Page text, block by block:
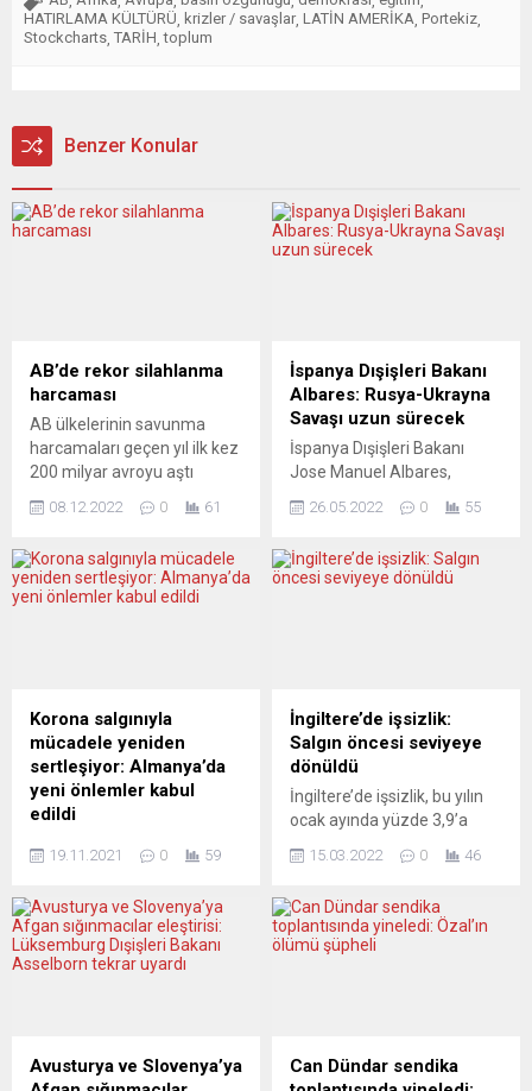
HATIRLAMA KÜLTÜRÜ krizler / savaşlar LATİN AMERİKA Portekiz
Stockcharts TARİH ,toplum
Benzer Konular
AB’de rekor silahlanma
harcaması
AB ülkelerinin savunma
harcamaları geçen yıl ilk kez
200 milyar avroyu aştı
ülkeler, 2021’de ilk kez 200
savunma harcaması yaptı.
Danimarka dışında 26 AB
harcamaları geçen yıl ilk
defa 200...
08.12.2022 0 61
İspanya Dışişleri Bakanı
Albares: Rusya-Ukrayna
Savaşı uzun sürecek
İspanya Dışişleri Bakanı
Jose Manuel Albares,
uzun sürmesini
Albares, basına yaptığı
açıklamada, “Ukrayna’nın
Rus askerlerinin ülkelerine
geri dönmesi maalesef çok
uzak gözüküyor” dedi.
yapıp yapmayacağının
Rusya ile müzakere
edilemeyeceğini...
26.05.2022 0 55
Korona salgınıyla
mücadele yeniden
sertleşiyor: Almanya’da
yeni önlemler kabul
edildi
Meclis’te (Bundestag) yeni
salgınıyla mücadelede yerel
yönetimlerin karar
almasında temel
Sosyal Demokrat Parti
(SPD), Yeşiller ve Hür
19.11.2021 0 59
İngiltere’de işsizlik:
Salgın öncesi seviyeye
dönüldü
İngiltere’de işsizlik, bu yılın
ocak ayında yüzde 3,9’a
seviyesine döndü. İngiliz
(ONS) yapılan açıklamada,
ülkede daha önce yüzde 4,1
salgını öncesi seviyelerine
döndüğü belirtildi.
15.03.2022 0 46
Avusturya ve Slovenya’ya
Can Dündar sendika